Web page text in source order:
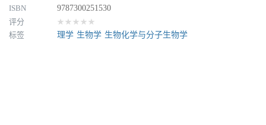
ISBN
9787300251530
评分
★★★★★
标签 理学 生物学 生物化学与分子生物学